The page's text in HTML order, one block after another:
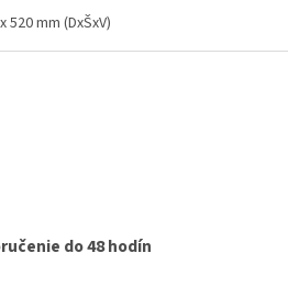
520 mm (DxŠxV)
do 48 hodín